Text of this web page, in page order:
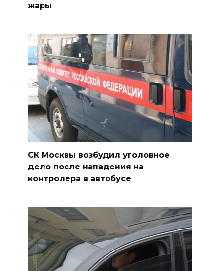
жары
СК Москвы возбудил уголовное
дело после нападения на
контролера в автобусе